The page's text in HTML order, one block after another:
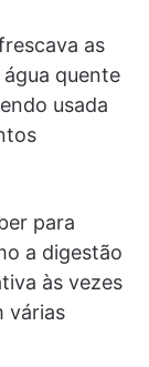
as
quente
usada
para
a digestão
às vezes
várias